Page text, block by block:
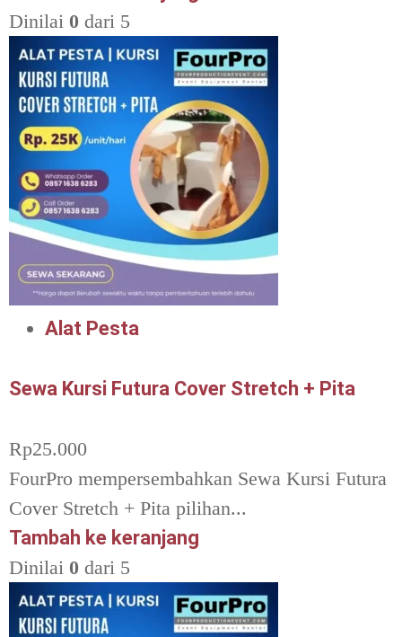
Dinilai 0 dari 5
Alat Pesta
Sewa Kursi Futura Cover Stretch + Pita
Rp25.000
FourPro mempersembahkan Sewa Kursi Futura
Cover Stretch + Pita pilihan...
Tambah ke keranjang
Dinilai 0 dari 5